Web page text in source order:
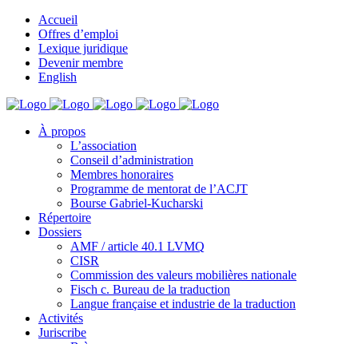
Accueil
Offres d’emploi
Lexique juridique
Devenir membre
English
À propos
L’association
Conseil d’administration
Membres honoraires
Programme de mentorat de l’ACJT
Bourse Gabriel-Kucharski
Répertoire
Dossiers
AMF / article 40.1 LVMQ
CISR
Commission des valeurs mobilières nationale
Fisch c. Bureau de la traduction
Langue française et industrie de la traduction
Activités
Juriscribe